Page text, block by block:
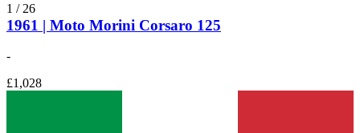
1 / 26
1961 | Moto Morini Corsaro 125
-
£1,028